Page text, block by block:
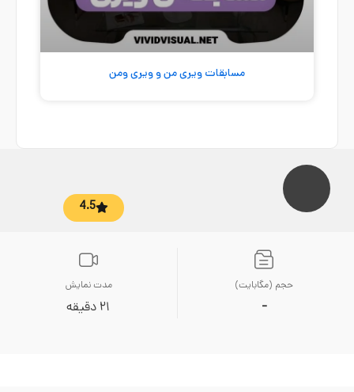
مسابقات ویری من و ویری ومن
4.5
حجم (مگابایت)
-
مدت نمایش
21 دقیقه